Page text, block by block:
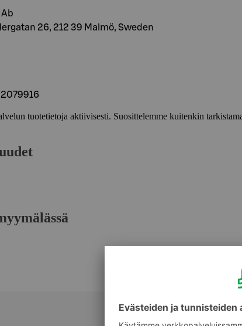
Ab
26, 212 39 Malmö, Sweden
tuotetietoja aktiivisesti. Suosittelemme kuitenkin